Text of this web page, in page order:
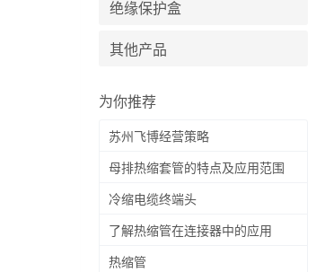
绝缘保护盒
其他产品
为你推荐
苏州飞博经营策略
母排热缩套管的特点及应用范围
冷缩电缆终端头
了解热缩管在连接器中的应用
热缩管